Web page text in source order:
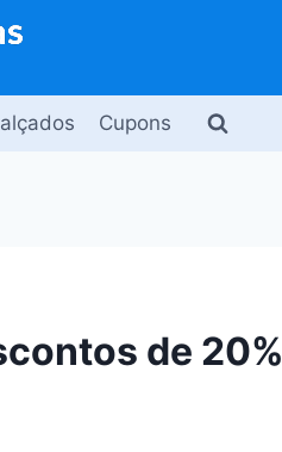
Cupons
de 20%